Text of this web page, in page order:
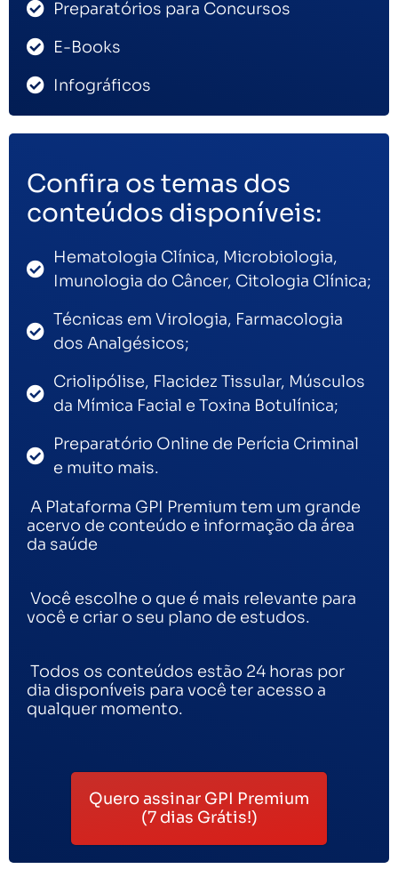
Preparatórios para Concursos
E-Books
Infográficos
Confira os temas dos
conteúdos disponíveis:
Hematologia Clínica, Microbiologia,
Imunologia do Câncer, Citologia Clínica;
Técnicas em Virologia, Farmacologia
dos Analgésicos;
Criolipólise, Flacidez Tissular, Músculos
da Mímica Facial e Toxina Botulínica;
Preparatório Online de Perícia Criminal
e muito mais.
A Plataforma GPI Premium tem um grande
acervo de conteúdo e informação da área
da saúde
Você escolhe o que é mais relevante para
você e criar o seu plano de estudos.
Todos os conteúdos estão 24 horas por
dia disponíveis para você ter acesso a
qualquer momento.
Quero assinar GPI Premium
(7 dias Grátis!)